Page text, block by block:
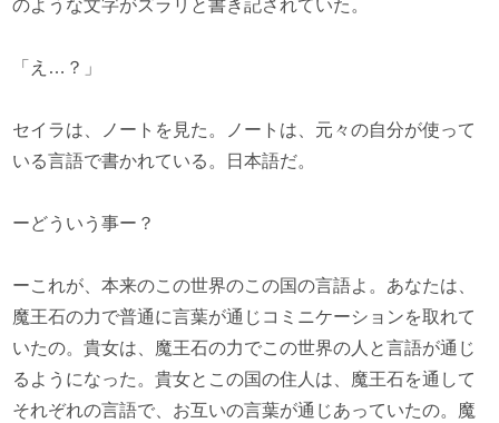
のような文字がズラリと書き記されていた。
「え…？」
セイラは、ノートを見た。ノートは、元々の自分が使って
いる言語で書かれている。日本語だ。
ーどういう事ー？
ーこれが、本来のこの世界のこの国の言語よ。あなたは、
魔王石の力で普通に言葉が通じコミニケーションを取れて
いたの。貴女は、魔王石の力でこの世界の人と言語が通じ
るようになった。貴女とこの国の住人は、魔王石を通して
それぞれの言語で、お互いの言葉が通じあっていたの。魔